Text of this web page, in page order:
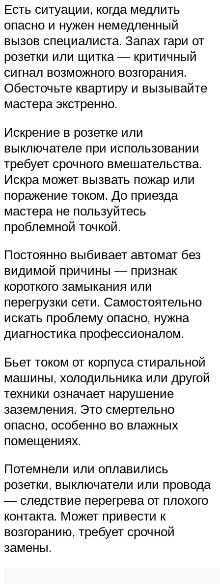
Есть ситуации, когда медлить
опасно и нужен немедленный
вызов специалиста. Запах гари от
розетки или щитка — критичный
сигнал возможного возгорания.
Обесточьте квартиру и вызывайте
мастера экстренно.
Искрение в розетке или
выключателе при использовании
требует срочного вмешательства.
Искра может вызвать пожар или
поражение током. До приезда
мастера не пользуйтесь
проблемной точкой.
Постоянно выбивает автомат без
видимой причины — признак
короткого замыкания или
перегрузки сети. Самостоятельно
искать проблему опасно, нужна
диагностика профессионалом.
Бьет током от корпуса стиральной
машины, холодильника или другой
техники означает нарушение
заземления. Это смертельно
опасно, особенно во влажных
помещениях.
Потемнели или оплавились
розетки, выключатели или провода
— следствие перегрева от плохого
контакта. Может привести к
возгоранию, требует срочной
замены.